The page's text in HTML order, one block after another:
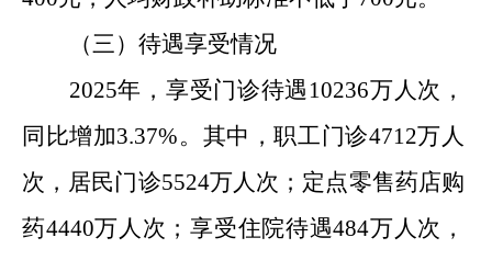
（三）待遇享受情况
2025年 ， 享受门诊待遇 10236万人次，
同比增加3.37%。其中 ，职工门诊4712万人
次 ， 居民门诊5524万人次； 定点零售药店购
药4440万人次 ； 享受住院待遇484万人次 ，